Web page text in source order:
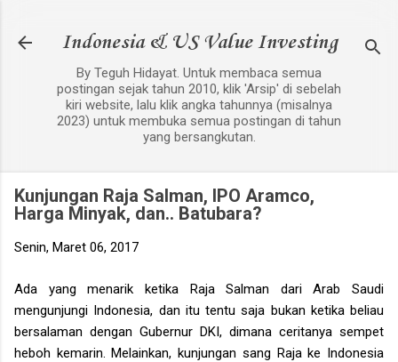
Indonesia & US Value Investing
By Teguh Hidayat. Untuk membaca semua
postingan sejak tahun 2010, klik 'Arsip' di sebelah
kiri website, lalu klik angka tahunnya (misalnya
2023) untuk membuka semua postingan di tahun
yang bersangkutan.
Kunjungan Raja Salman, IPO Aramco,
Harga Minyak, dan.. Batubara?
Senin, Maret 06, 2017
Ada yang menarik ketika Raja Salman dari Arab Saudi
mengunjungi Indonesia, dan itu tentu saja bukan ketika beliau
bersalaman dengan Gubernur DKI, dimana ceritanya sempet
heboh kemarin. Melainkan, kunjungan sang Raja ke Indonesia